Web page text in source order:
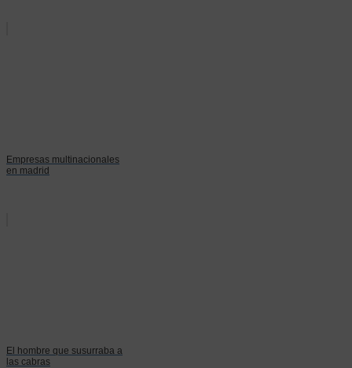
Empresas multinacionales
en madrid
El hombre que susurraba a
las cabras